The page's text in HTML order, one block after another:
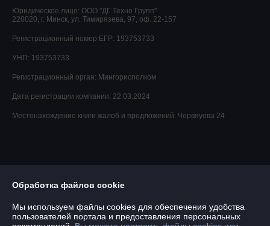
Юридическое лицо: ООО "ДГ Техно Групп"
220020, г. Минск, ул. Тимирязева, 97, оф. 22-157
Регистрационный номер ЕГР: 193753733
УНП: 193753733
Регистрационный орган: Мингорисполком
Дата регистрации компании: 22.03.2024
Местонахождение книги жалоб и предложений: Червяуова 24
Обработка файлов cookie
Мы используем файлы cookies для обеспечения удобства
пользователей портала и предоставления персональных